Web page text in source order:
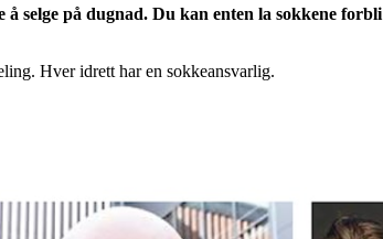
å selge på dugnad. Du kan enten la sokkene
Hver idrett har en sokkeansvarlig.